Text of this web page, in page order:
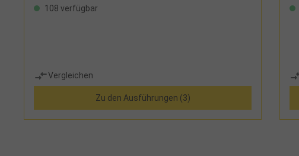
108 verfügbar
Vergleichen
Zu den Ausführungen (3)